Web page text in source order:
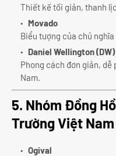
Thiết kế tối giản, thanh
Movado
Biểu tượng của chủ
Daniel Wellington (DW)
Phong cách đơn giản,
Nam.
5. Nhóm Đồng
Trường Việt Nam
Ogival